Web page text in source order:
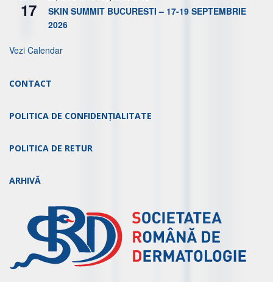
17
SKIN SUMMIT BUCURESTI – 17-19 SEPTEMBRIE
2026
Vezi Calendar
CONTACT
POLITICA DE CONFIDENȚIALITATE
POLITICA DE RETUR
ARHIVĂ